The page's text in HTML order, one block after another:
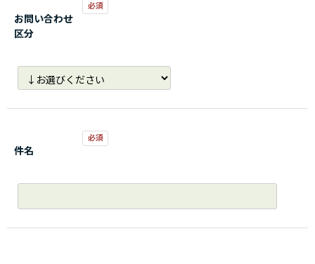
お問い合わせ
区分
件名